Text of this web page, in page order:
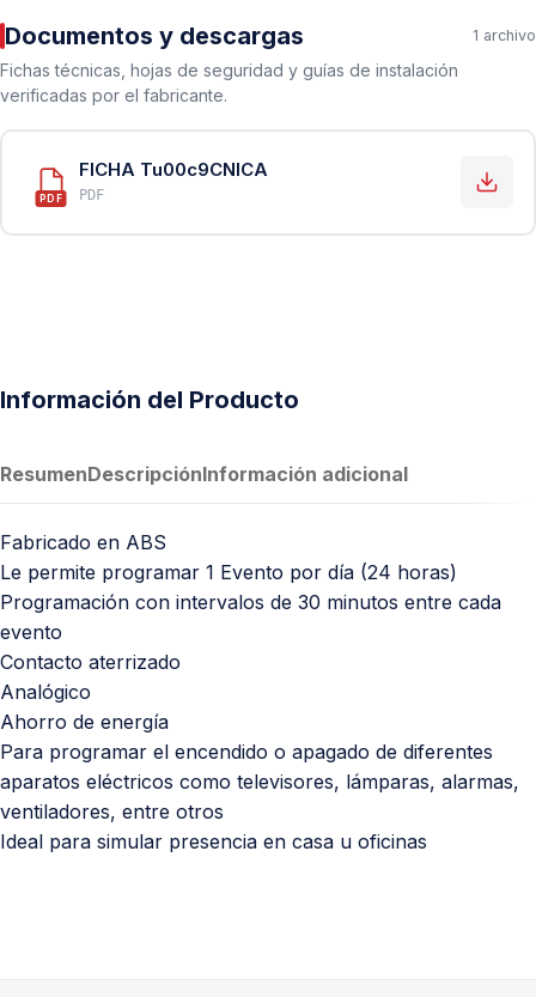
Documentos y descargas 1 archivo
Fichas técnicas, hojas de seguridad y guías de instalación
verificadas por el fabricante.
PDF
FICHA Tu00c9CNICA
PDF
Información del Producto
ResumenDescripciónInformación adicional
Fabricado en ABS
Le permite programar 1 Evento por día (24 horas)
Programación con intervalos de 30 minutos entre cada
evento
Contacto aterrizado
Analógico
Ahorro de energía
Para programar el encendido o apagado de diferentes
aparatos eléctricos como televisores, lámparas, alarmas,
ventiladores, entre otros
Ideal para simular presencia en casa u oficinas